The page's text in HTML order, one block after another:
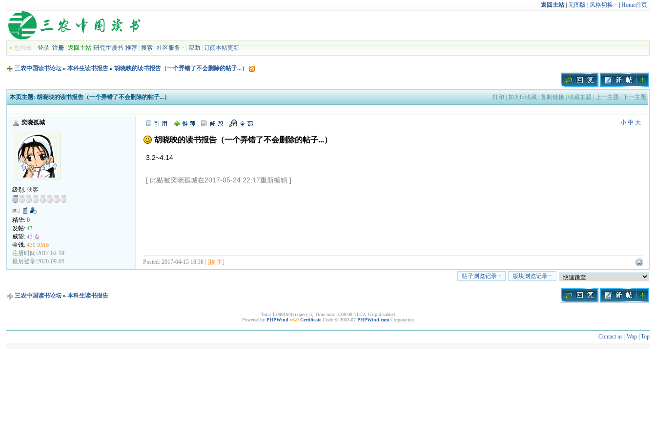
返回主站| 无图版 风格切换 Home首页
» 您尚未登录 注册 |返回主站 |研究生读书 |推荐 |搜索 |社区服务 |帮助 |订阅本帖更新
三农中国读书论坛 »本科生读书报告 »胡晓映的读书报告（一个弄错了不会删除的帖子...）
本页主题: 胡晓映的读书报告（一个弄错了不会删除的帖子...） 打印 | 加为IE收藏| 复制链接| 收藏主题 | 上一主题 | 下一主题
奕晓孤城
级别:侠客
精华:0
发帖:43
威望:43 点
金钱:430 RMB
注册时间:2017-02-19
最后登录:2020-09-05
小 中 大
胡晓映的读书报告（一个弄错了不会删除的帖子...）
3.2~4.14
[ 此贴被奕晓孤城在2017-05-24 22:17重新编辑 ]
Posted: 2017-04-15 18:38 |[楼 主]
帖子浏览记录 版块浏览记录
三农中国读书论坛 »本科生读书报告
Total 1.096192(s) query 3, Time now is:08-08 11:22, Gzip disabled
Powered by PHPWind v6.0 Certificate Code © 2003-07 PHPWind.com Corporation
Contact us| Wap| Top